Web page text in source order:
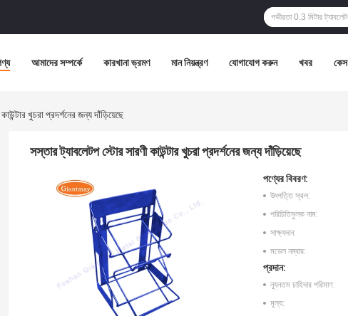
আমাদের সম্পর্কে কারখানা ভ্রমণ মান নিয়ন্ত্রণ যোগাযোগ করুন খবর কেস
খুচরা প্রদর্শনের জন্য দাঁড়িয়েছে
সস্তার ট্যাবলেটপ স্টোর সারণী কাউন্টার খুচরা প্রদর্শনের জন্য দাঁড়িয়েছে
পণ্যের বিবরণ:
উৎপত্তি স্থল:
পরিচিতিমুলক নাম:
সাক্ষ্যদান:
মডেল নম্বার:
প্রদান:
ন্যূনতম চাহিদার পরিমাণ:
মূল্য: